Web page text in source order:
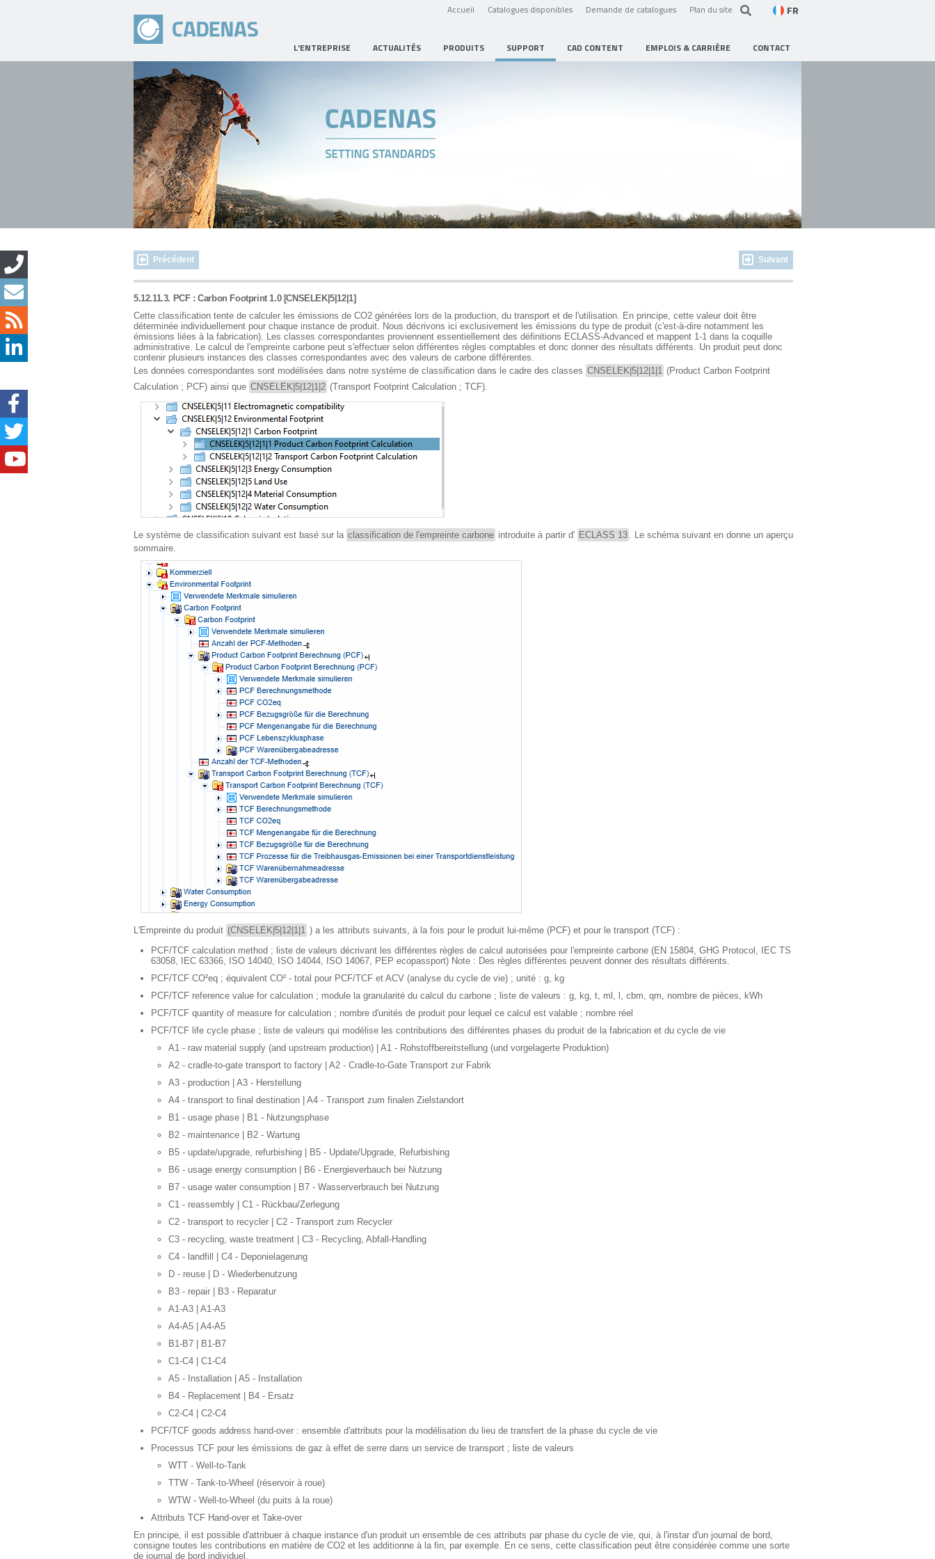
Accueil Catalogues disponibles Demande de catalogues Plan du site FR
L'ENTREPRISE ACTUALITÉS PRODUITS SUPPORT CAD CONTENT EMPLOIS & CARRIÈRE CONTACT
Précédent Suivant
5.12.11.3. PCF : Carbon Footprint 1.0 [CNSELEK|5|12|1]
Cette classification tente de calculer les émissions de CO2 générées lors de la production, du transport et de l'utilisation. En principe, cette valeur doit être
déterminée individuellement pour chaque instance de produit. Nous décrivons ici exclusivement les émissions du type de produit (c'est-à-dire notamment les
émissions liées à la fabrication). Les classes correspondantes proviennent essentiellement des définitions ECLASS-Advanced et mappent 1-1 dans la coquille
administrative. Le calcul de l'empreinte carbone peut s'effectuer selon différentes règles comptables et donc donner des résultats différents. Un produit peut donc
contenir plusieurs instances des classes correspondantes avec des valeurs de carbone différentes.
Les données correspondantes sont modélisées dans notre système de classification dans le cadre des classes CNSELEK|5|12|1|1 (Product Carbon Footprint
Calculation ; PCF) ainsi que CNSELEK|5|12|1|2 (Transport Footprint Calculation ; TCF).
Le système de classification suivant est basé sur la classification de l'empreinte carbone introduite à partir d' ECLASS 13 . Le schéma suivant en donne un aperçu
sommaire.
L'Empreinte du produit (CNSELEK|5|12|1|1 ) a les attributs suivants, à la fois pour le produit lui-même (PCF) et pour le transport (TCF) :
PCF/TCF calculation method ; liste de valeurs décrivant les différentes règles de calcul autorisées pour l'empreinte carbone (EN 15804, GHG Protocol, IEC TS
63058, IEC 63366, ISO 14040, ISO 14044, ISO 14067, PEP ecopassport) Note : Des règles différentes peuvent donner des résultats différents.
PCF/TCF CO²eq ; équivalent CO² - total pour PCF/TCF et ACV (analyse du cycle de vie) ; unité : g, kg
PCF/TCF reference value for calculation ; module la granularité du calcul du carbone ; liste de valeurs : g, kg, t, ml, l, cbm, qm, nombre de pièces, kWh
PCF/TCF quantity of measure for calculation ; nombre d'unités de produit pour lequel ce calcul est valable ; nombre réel
PCF/TCF life cycle phase ; liste de valeurs qui modélise les contributions des différentes phases du produit de la fabrication et du cycle de vie
A1 - raw material supply (and upstream production) | A1 - Rohstoffbereitstellung (und vorgelagerte Produktion)
A2 - cradle-to-gate transport to factory | A2 - Cradle-to-Gate Transport zur Fabrik
A3 - production | A3 - Herstellung
A4 - transport to final destination | A4 - Transport zum finalen Zielstandort
B1 - usage phase | B1 - Nutzungsphase
B2 - maintenance | B2 - Wartung
B5 - update/upgrade, refurbishing | B5 - Update/Upgrade, Refurbishing
B6 - usage energy consumption | B6 - Energieverbauch bei Nutzung
B7 - usage water consumption | B7 - Wasserverbrauch bei Nutzung
C1 - reassembly | C1 - Rückbau/Zerlegung
C2 - transport to recycler | C2 - Transport zum Recycler
C3 - recycling, waste treatment | C3 - Recycling, Abfall-Handling
C4 - landfill | C4 - Deponielagerung
D - reuse | D - Wiederbenutzung
B3 - repair | B3 - Reparatur
A1-A3 | A1-A3
A4-A5 | A4-A5
B1-B7 | B1-B7
C1-C4 | C1-C4
A5 - Installation | A5 - Installation
B4 - Replacement | B4 - Ersatz
C2-C4 | C2-C4
PCF/TCF goods address hand-over : ensemble d'attributs pour la modélisation du lieu de transfert de la phase du cycle de vie
Processus TCF pour les émissions de gaz à effet de serre dans un service de transport ; liste de valeurs
WTT - Well-to-Tank
TTW - Tank-to-Wheel (réservoir à roue)
WTW - Well-to-Wheel (du puits à la roue)
Attributs TCF Hand-over et Take-over
En principe, il est possible d'attribuer à chaque instance d'un produit un ensemble de ces attributs par phase du cycle de vie, qui, à l'instar d'un journal de bord,
consigne toutes les contributions en matière de CO2 et les additionne à la fin, par exemple. En ce sens, cette classification peut être considérée comme une sorte
de journal de bord individuel.